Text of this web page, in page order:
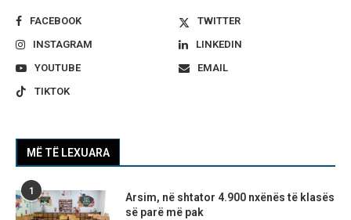
FACEBOOK
TWITTER
INSTAGRAM
LINKEDIN
YOUTUBE
EMAIL
TIKTOK
MË TË LEXUARA
1
Arsim, në shtator 4.900 nxënës të klasës
së parë më pak